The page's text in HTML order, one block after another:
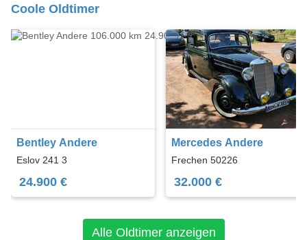
Coole Oldtimer
Bentley Andere
Eslov 241 3
24.900 €
Mercedes Andere
Frechen 50226
32.000 €
Alle Oldtimer anzeigen